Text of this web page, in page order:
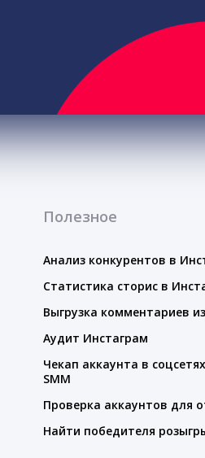
Полезное
Анализ конкурентов в
Статистика сторис в
Выгрузка комментариев
Аудит Инстаграм
Чекап аккаунта в
SMM
Проверка аккаунтов для
Найти победителя